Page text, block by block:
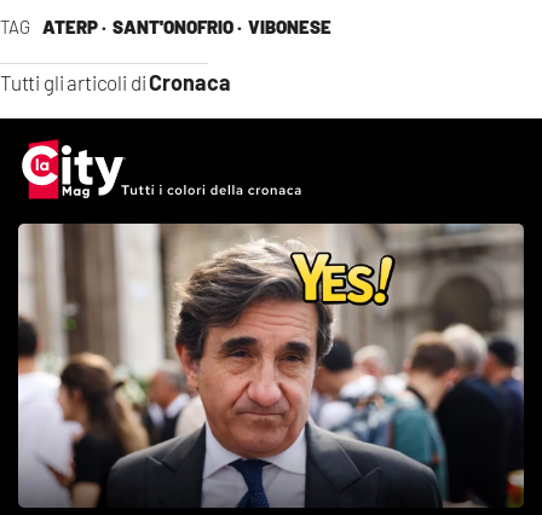
TAG ATERP · SANT'ONOFRIO · VIBONESE
Tutti gli articoli diCronaca